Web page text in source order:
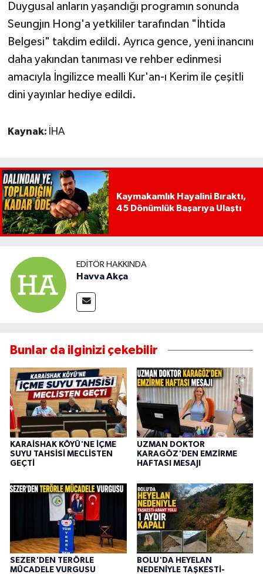
Duygusal anların yaşandığı programın sonunda
Seungjın Hong'a yetkililer tarafından "İhtida
Belgesi" takdim edildi. Ayrıca gence, yeni inancını
daha yakından tanıması ve rehber edinmesi
amacıyla İngilizce mealli Kur'an-ı Kerim ile çeşitli
dini yayınlar hediye edildi.
Kaynak: İHA
Kaymakamlık Hayalini Bıraktı,
45 Dönümlük Başarıya Ulaştı
EDITÖR HAKKINDA
Havva Akça
Bunlar da ilginizi çekebilir
KARAİSHAK KÖYÜ'NE İÇME
SUYU TAHSİSİ MECLİSTEN
GEÇTİ
UZMAN DOKTOR
KARAGÖZ'DEN EMZİRME
HAFTASI MESAJI
SEZER'DEN TERÖRLE
MÜCADELE VURGUSU
BOLU'DA HEYELAN
NEDENİYLE TAŞKESTİ-